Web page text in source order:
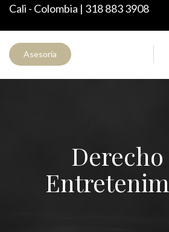
Cali - Colombia | 318 883 3908
Asesoría
Derecho